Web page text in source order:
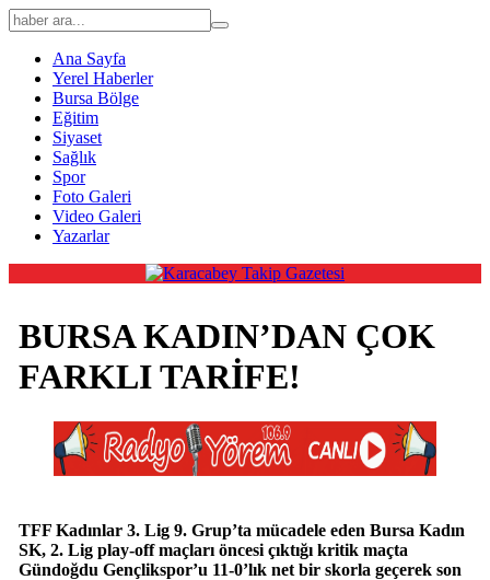
Ana Sayfa
Yerel Haberler
Bursa Bölge
Eğitim
Siyaset
Sağlık
Spor
Foto Galeri
Video Galeri
Yazarlar
BURSA KADIN’DAN ÇOK
FARKLI TARİFE!
TFF Kadınlar 3. Lig 9. Grup’ta mücadele eden Bursa Kadın
SK, 2. Lig play-off maçları öncesi çıktığı kritik maçta
Gündoğdu Gençlikspor’u 11-0’lık net bir skorla geçerek son